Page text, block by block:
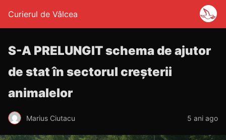
Curierul de Vâlcea
S-A PRELUNGIT schema de ajutor
de stat în sectorul creșterii
animalelor
Marius Ciutacu 5 ani ago